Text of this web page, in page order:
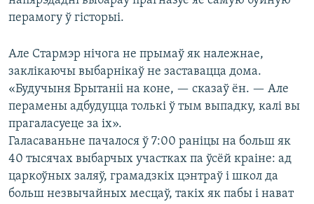
перамогу ў гісторыі.
Але Стармэр нічога не прымаў як належнае,
заклікаючы выбарнікаў не заставацца дома.
«Будучыня Брытаніі на коне, — сказаў ён. — Але
перамены адбудуцца толькі ў тым выпадку, калі вы
прагаласуеце за іх».
Галасаваньне пачалося ў 7:00 раніцы на больш як
40 тысячах выбарчых участках па ўсёй краіне: ад
царкоўных заляў, грамадзкіх цэнтраў і школ да
больш незвычайных месцаў, такіх як пабы і нават